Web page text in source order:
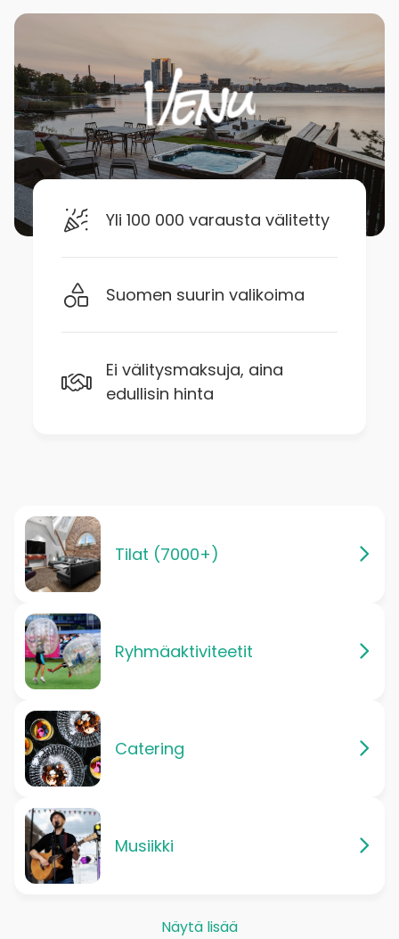
Yli 100 000 varausta välitetty
Suomen suurin valikoima
Ei välitysmaksuja, aina
edullisin hinta
Tilat (7000+)
Ryhmäaktiviteetit
Catering
Musiikki
Näytä lisää